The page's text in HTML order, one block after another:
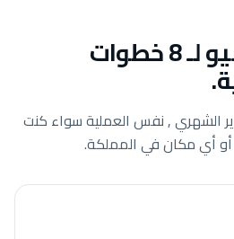
عمليتنا في السيو لـ 8 خطوات
الشهري , نفس العملية سواء كنت
أو أي مكان في المملكة.